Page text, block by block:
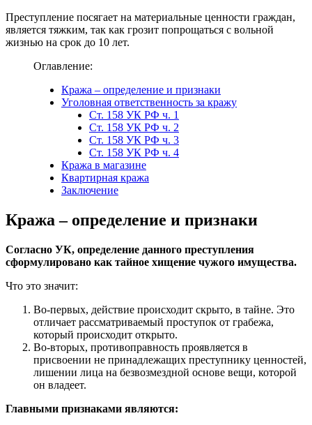
Преступление посягает на материальные ценности граждан,
является тяжким, так как грозит попрощаться с вольной
жизнью на срок до 10 лет.
Оглавление:
Кража – определение и признаки
Уголовная ответственность за кражу
Ст. 158 УК РФ ч. 1
Ст. 158 УК РФ ч. 2
Ст. 158 УК РФ ч. 3
Ст. 158 УК РФ ч. 4
Кража в магазине
Квартирная кража
Заключение
Кража – определение и признаки
Согласно УК, определение данного преступления
сформулировано как тайное хищение чужого имущества.
Что это значит:
Во-первых, действие происходит скрыто, в тайне. Это
отличает рассматриваемый проступок от грабежа,
который происходит открыто.
Во-вторых, противоправность проявляется в
присвоении не принадлежащих преступнику ценностей,
лишении лица на безвозмездной основе вещи, которой
он владеет.
Главными признаками являются: